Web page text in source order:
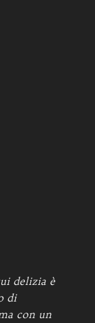
delizia è
di
con un